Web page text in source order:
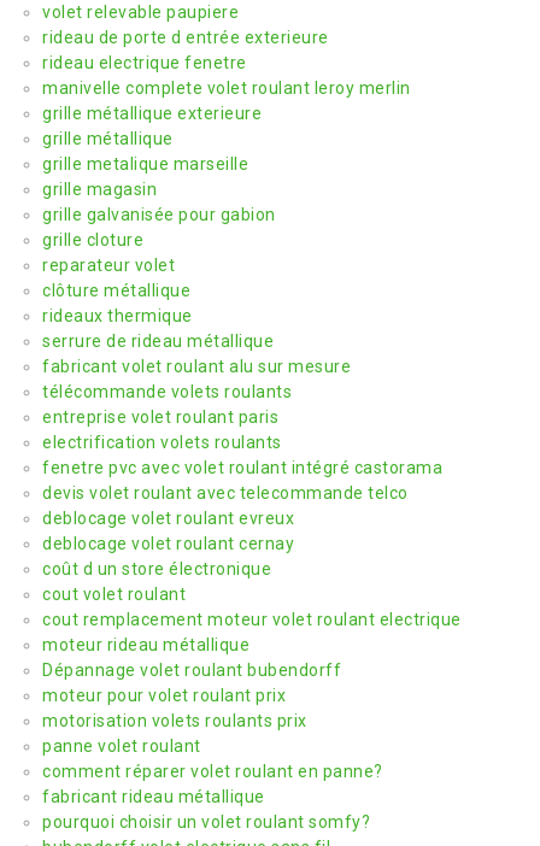
volet relevable paupiere
rideau de porte d entrée exterieure
rideau electrique fenetre
manivelle complete volet roulant leroy merlin
grille métallique exterieure
grille métallique
grille metalique marseille
grille magasin
grille galvanisée pour gabion
grille cloture
reparateur volet
clôture métallique
rideaux thermique
serrure de rideau métallique
fabricant volet roulant alu sur mesure
télécommande volets roulants
entreprise volet roulant paris
electrification volets roulants
fenetre pvc avec volet roulant intégré castorama
devis volet roulant avec telecommande telco
deblocage volet roulant evreux
deblocage volet roulant cernay
coût d un store électronique
cout volet roulant
cout remplacement moteur volet roulant electrique
moteur rideau métallique
Dépannage volet roulant bubendorff
moteur pour volet roulant prix
motorisation volets roulants prix
panne volet roulant
comment réparer volet roulant en panne?
fabricant rideau métallique
pourquoi choisir un volet roulant somfy?